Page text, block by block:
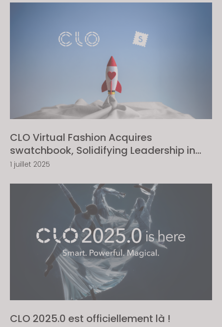
CLO Virtual Fashion Acquires
swatchbook, Solidifying Leadership in
Digital Fabric Solutions
1 juillet 2025
CLO 2025.0 est officiellement là !